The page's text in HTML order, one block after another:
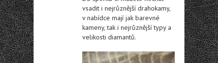
vsadit i nejrůznější drahokamy,
v nabídce mají jak barevné
kameny, tak i nejrůznější typy a
velikosti diamantů.